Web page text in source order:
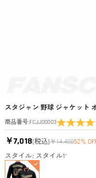
スタジャン 野球 ジャケット
商品番号:FCJJ00003
￥7,018(税込)￥14,40052%
スタイル: スタイル1*